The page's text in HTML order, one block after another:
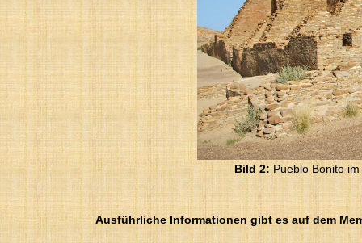
Bild 2: Pueblo Bonito
Ausführliche Informationen gibt es auf dem